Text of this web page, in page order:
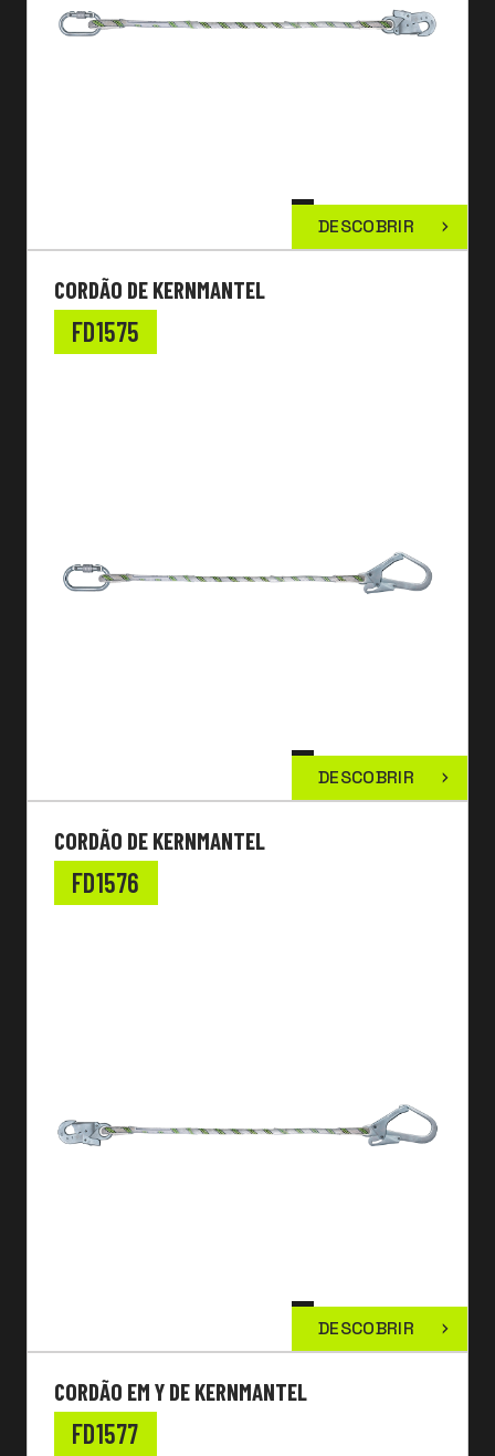
DESCOBRIR
CORDÃO DE KERNMANTEL
FD1575
DESCOBRIR
CORDÃO DE KERNMANTEL
FD1576
DESCOBRIR
CORDÃO EM Y DE KERNMANTEL
FD1577